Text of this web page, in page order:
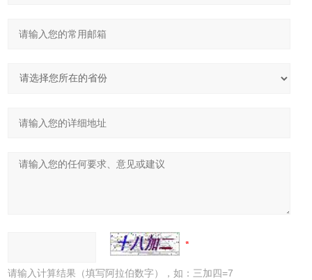
请输入计算结果（填写阿拉伯数字），如：三加四=7